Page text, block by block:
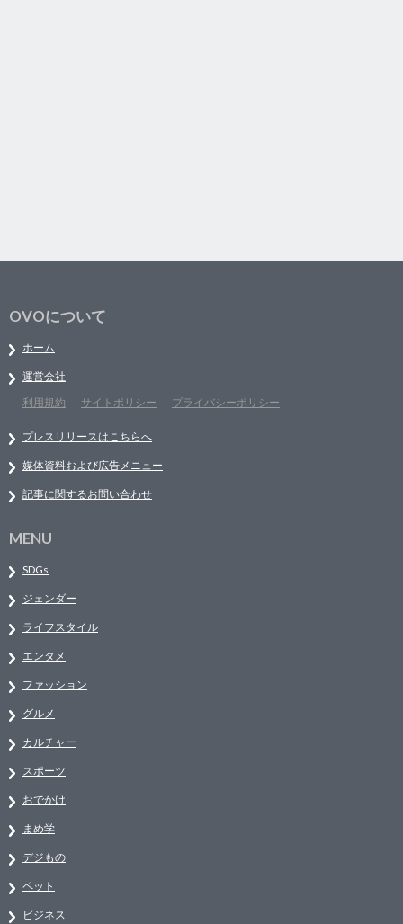
OVOについて
ホーム
運営会社
利用規約
サイトポリシー プライバシーポリシー
プレスリリースはこちらへ
媒体資料および広告メニュー
記事に関するお問い合わせ
MENU
SDGs
ジェンダー
ライフスタイル
エンタメ
ファッション
グルメ
カルチャー
スポーツ
おでかけ
まめ学
デジもの
ペット
ビジネス